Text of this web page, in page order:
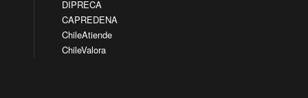
DIPRECA
CAPREDENA
ChileAtiende
ChileValora